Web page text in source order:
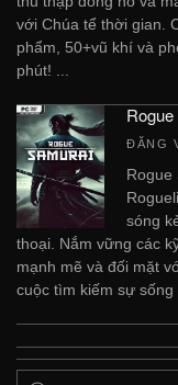
với Chúa tể thời gian.
phẩm, 50+vũ khí và
phút! ...
ĐĂNG
Rogue
sóng
thoại. Nắm vững các
mạnh mẽ và đối mặt
cuộc tìm kiếm sự sống